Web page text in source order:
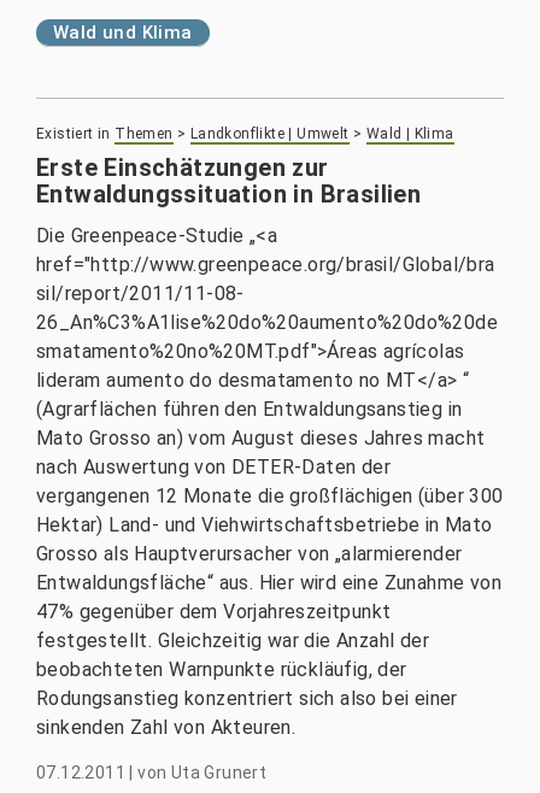
Wald und Klima
Existiert in Themen > Landkonflikte | Umwelt > Wald | Klima
Erste Einschätzungen zur
Entwaldungssituation in Brasilien
Die Greenpeace-Studie „<a
href="http://www.greenpeace.org/brasil/Global/bra
sil/report/2011/11-08-
26_An%C3%A1lise%20do%20aumento%20do%20de
smatamento%20no%20MT.pdf">Áreas agrícolas
lideram aumento do desmatamento no MT</a> “
(Agrarflächen führen den Entwaldungsanstieg in
Mato Grosso an) vom August dieses Jahres macht
nach Auswertung von DETER-Daten der
vergangenen 12 Monate die großflächigen (über 300
Hektar) Land- und Viehwirtschaftsbetriebe in Mato
Grosso als Hauptverursacher von „alarmierender
Entwaldungsfläche“ aus. Hier wird eine Zunahme von
47% gegenüber dem Vorjahreszeitpunkt
festgestellt. Gleichzeitig war die Anzahl der
beobachteten Warnpunkte rückläufig, der
Rodungsanstieg konzentriert sich also bei einer
sinkenden Zahl von Akteuren.
07.12.2011 |von Uta Grunert